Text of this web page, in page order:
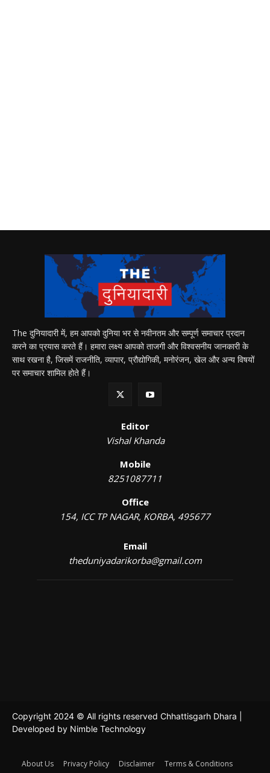
The दुनियादारी में, हम आपको दुनिया भर से नवीनतम और सम्पूर्ण समाचार प्रदान
करने का प्रयास करते हैं। हमारा लक्ष्य आपको ताजगी और विश्वसनीय जानकारी के
साथ रखना है, जिसमें राजनीति, व्यापार, प्रौद्योगिकी, मनोरंजन, खेल और अन्य विषयों
पर समाचार शामिल होते हैं।
Editor
Vishal Khanda
Mobile
8251087711
Office
154, ICC TP NAGAR, KORBA, 495677
Email
theduniyadarikorba@gmail.com
Copyright 2024 © All rights reserved Chhattisgarh Dhara |
Developed by Nimble Technology
About Us Privacy Policy Disclaimer
Terms & Conditions